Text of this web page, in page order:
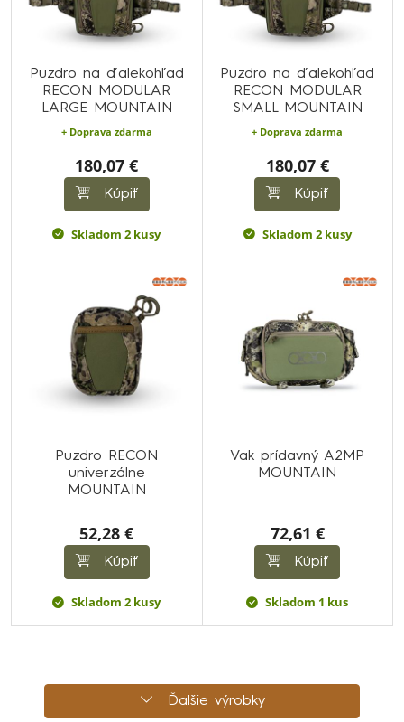
Puzdro na ďalekohľad
RECON MODULAR
LARGE MOUNTAIN
+ Doprava zdarma
180,07 €
Kúpiť
Skladom 2 kusy
Puzdro na ďalekohľad
RECON MODULAR
SMALL MOUNTAIN
+ Doprava zdarma
180,07 €
Kúpiť
Skladom 2 kusy
Puzdro RECON
univerzálne
MOUNTAIN
52,28 €
Kúpiť
Skladom 2 kusy
Vak prídavný A2MP
MOUNTAIN
72,61 €
Kúpiť
Skladom 1 kus
Ďalšie výrobky